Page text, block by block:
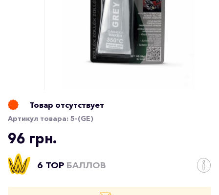
Товар отсутствует
Артикул товара: 5-(GE)
96 грн.
6 TOP БАЛЛОВ